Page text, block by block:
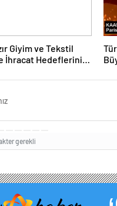
Giyim ve Tekstil
İhracat Hedeflerini
gerekli